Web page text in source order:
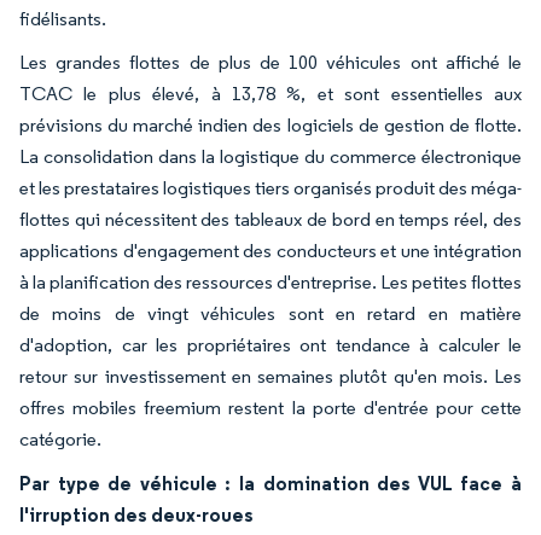
fidélisants.
Les grandes flottes de plus de 100 véhicules ont affiché le
TCAC le plus élevé, à 13,78 %, et sont essentielles aux
prévisions du marché indien des logiciels de gestion de flotte.
La consolidation dans la logistique du commerce électronique
et les prestataires logistiques tiers organisés produit des méga-
flottes qui nécessitent des tableaux de bord en temps réel, des
applications d'engagement des conducteurs et une intégration
à la planification des ressources d'entreprise. Les petites flottes
de moins de vingt véhicules sont en retard en matière
d'adoption, car les propriétaires ont tendance à calculer le
retour sur investissement en semaines plutôt qu'en mois. Les
offres mobiles freemium restent la porte d'entrée pour cette
catégorie.
Par type de véhicule : la domination des VUL face à
l'irruption des deux-roues